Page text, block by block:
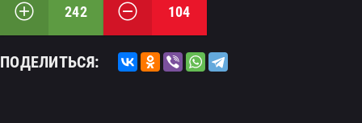
242 104
ПОДЕЛИТЬСЯ: